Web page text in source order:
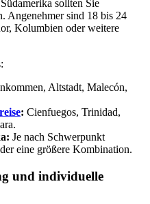
sollten Sie
Angenehmer sind 18 bis 24
Kolumbien oder weitere
Altstadt, Malecón,
: Cienfuegos, Trinidad,
Je nach Schwerpunkt
eine größere Kombination.
und individuelle